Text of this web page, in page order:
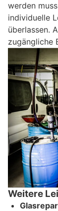
werden
individuelle
überlassen.
zugängliche
Weitere